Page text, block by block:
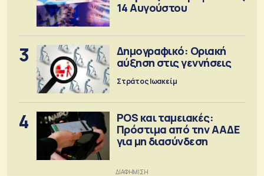
14 Αυγούστου
3
Δημογραφικό: Οριακή
αύξηση στις γεννήσεις
Στράτος Ιωακείμ
4
POS και ταμειακές:
Πρόστιμα από την ΑΑΔΕ
για μη διασύνδεση